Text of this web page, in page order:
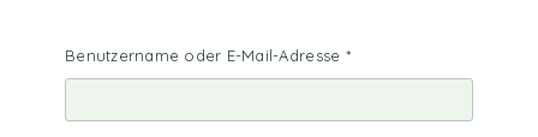
Benutzername oder E-Mail-Adresse *